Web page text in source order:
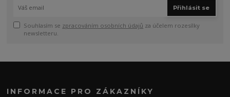
Přihlásit se
Souhlasím se zpracováním osobních údajů za účelem rozesílky
newsletteru.
INFORMACE PRO ZÁKAZNÍKY